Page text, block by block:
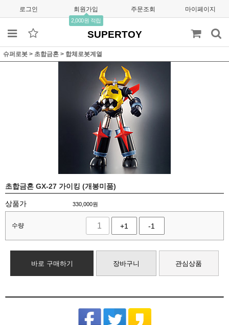
로그인 회원가입
2,000원 적립
주문조회 마이페이지
SUPERTOY
슈퍼로봇 > 초합금혼 > 합체로봇계열
초합금혼 GX-27 가이킹 (개봉미품)
상품가 330,000원
수량 +1 -1
바로 구매하기 장바구니 관심상품